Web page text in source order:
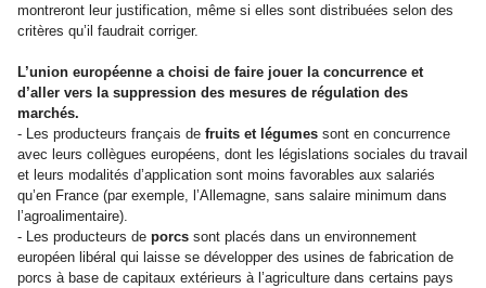
montreront leur justification, même si elles sont distribuées selon des
critères qu’il faudrait corriger.
L’union européenne a choisi de faire jouer la concurrence et
d’aller vers la suppression des mesures de régulation des
marchés.
- Les producteurs français de fruits et légumes sont en concurrence
avec leurs collègues européens, dont les législations sociales du travail
et leurs modalités d’application sont moins favorables aux salariés
qu’en France (par exemple, l’Allemagne, sans salaire minimum dans
l’agroalimentaire).
- Les producteurs de porcs sont placés dans un environnement
européen libéral qui laisse se développer des usines de fabrication de
porcs à base de capitaux extérieurs à l’agriculture dans certains pays